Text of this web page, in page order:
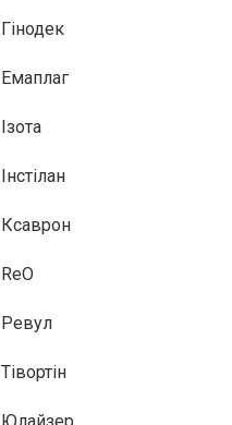
Гінодек
Емаплаг
Ізота
Інстілан
Ксаврон
ReO
Ревул
Тівортін